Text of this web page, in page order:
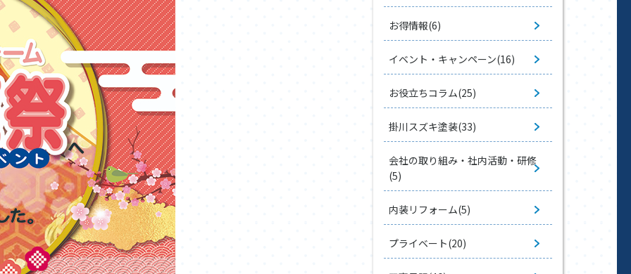
お得情報(6)
イベント・キャンペーン(16)
お役立ちコラム(25)
掛川スズキ塗装(33)
会社の取り組み・社内活動・研修
(5)
内装リフォーム(5)
プライベート(20)